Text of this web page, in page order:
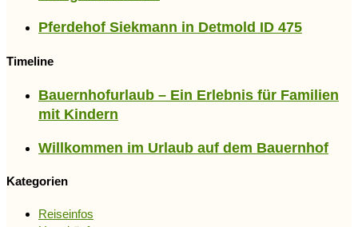
Pferdehof Siekmann in Detmold ID 475
Timeline
Bauernhofurlaub – Ein Erlebnis für Familien
mit Kindern
Willkommen im Urlaub auf dem Bauernhof
Kategorien
Reiseinfos